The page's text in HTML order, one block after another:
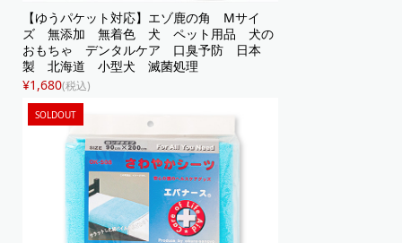
【ゆうパケット対応】エゾ鹿の角 Mサイ
ズ 無添加 無着色 犬 ペット用品 犬の
おもちゃ デンタルケア 口臭予防 日本
製 北海道 小型犬 滅菌処理
¥1,680(税込)
SOLDOUT